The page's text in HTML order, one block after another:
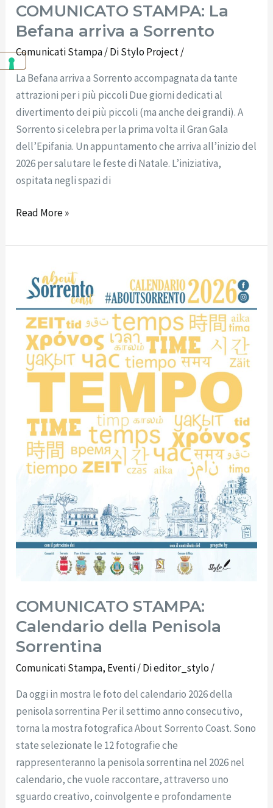
COMUNICATO STAMPA: La
Befana arriva a Sorrento
Comunicati Stampa/ DiStylo Project/
La Befana arriva a Sorrento accompagnata da tante
attrazioni per i più piccoli Due giorni dedicati al
divertimento dei più piccoli (ma anche dei grandi). A
Sorrento si celebra per la prima volta il Gran Gala
dell’Epifania. Un appuntamento che arriva all’inizio del
2026 per salutare le feste di Natale. L’iniziativa,
ospitata negli spazi di
Read More »
COMUNICATO STAMPA:
Calendario della Penisola
Sorrentina
Comunicati Stampa, Eventi/ Dieditor_stylo/
Da oggi in mostra le foto del calendario 2026 della
penisola sorrentina Per il settimo anno consecutivo,
torna la mostra fotografica About Sorrento Coast. Sono
state selezionate le 12 fotografie che
rappresenteranno la penisola sorrentina nel 2026 nel
calendario, che vuole raccontare, attraverso uno
sguardo creativo, coinvolgente e profondamente
COMUNICATO
STAMPA:
Calendario
della
Penisola
Sorrentina